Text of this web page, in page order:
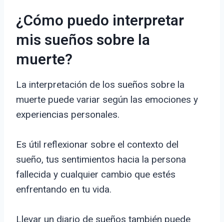
¿Cómo puedo interpretar
mis sueños sobre la
muerte?
La interpretación de los sueños sobre la
muerte puede variar según las emociones y
experiencias personales.
Es útil reflexionar sobre el contexto del
sueño, tus sentimientos hacia la persona
fallecida y cualquier cambio que estés
enfrentando en tu vida.
Llevar un diario de sueños también puede